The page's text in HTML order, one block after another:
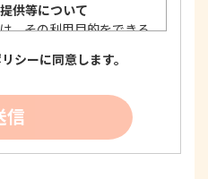
供等について
、その利用目的をできる
目的達成に必要な限度に
段を用い、同意を得て取
、本人に明示、通知、ま
範囲内に限定し、それに
わないための措置を講じ
シーに同意します。
信